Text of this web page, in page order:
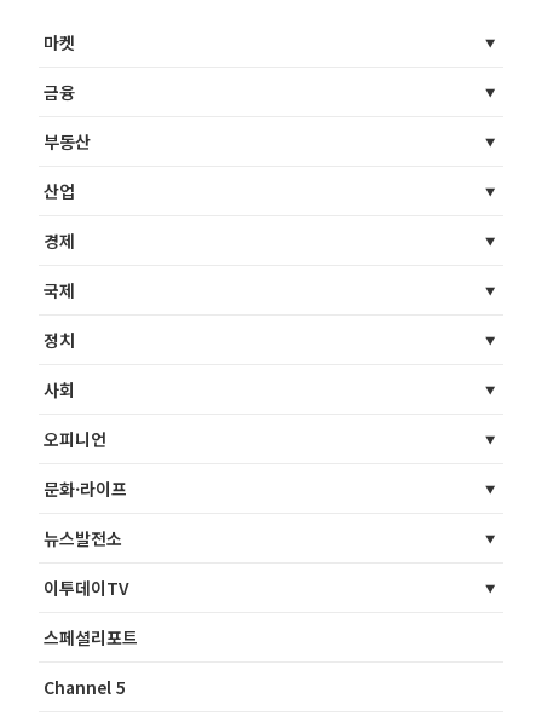
마켓
금융
부동산
산업
경제
국제
정치
사회
오피니언
문화·라이프
뉴스발전소
이투데이TV
스페셜리포트
Channel 5